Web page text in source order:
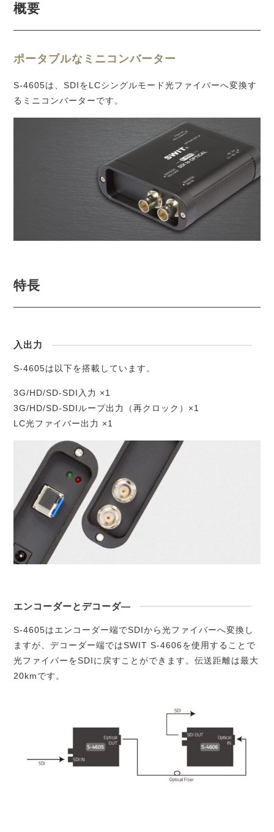
概要
ポータブルなミニコンバーター
S-4605は、SDIをLCシングルモード光ファイバーへ変換す
るミニコンバーターです。
特長
入出力
S-4605は以下を搭載しています。
3G/HD/SD-SDI入力 ×1
3G/HD/SD-SDIループ出力（再クロック）×1
LC光ファイバー出力 ×1
エンコーダーとデコーダ―
S-4605はエンコーダー端でSDIから光ファイバーへ変換し
ますが、デコーダー端ではSWIT S-4606を使用することで
光ファイバーをSDIに戻すことができます。伝送距離は最大
20kmです。